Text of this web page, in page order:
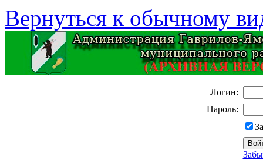
Вернуться к обычному
Логин:
Пароль: